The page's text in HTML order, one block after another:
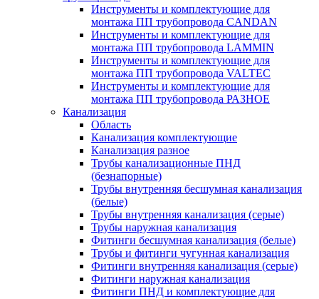
Инструменты и комплектующие для
монтажа ПП трубопровода CANDAN
Инструменты и комплектующие для
монтажа ПП трубопровода LAMMIN
Инструменты и комплектующие для
монтажа ПП трубопровода VALTEC
Инструменты и комплектующие для
монтажа ПП трубопровода РАЗНОЕ
Канализация
Область
Канализация комплектующие
Канализация разное
Трубы канализационные ПНД
(безнапорные)
Трубы внутренняя бесшумная канализация
(белые)
Трубы внутренняя канализация (серые)
Трубы наружная канализация
Фитинги бесшумная канализация (белые)
Трубы и фитинги чугунная канализация
Фитинги внутренняя канализация (серые)
Фитинги наружная канализация
Фитинги ПНД и комплектующие для